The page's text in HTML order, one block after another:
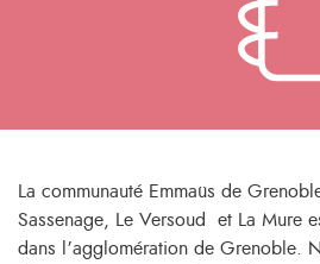
La communauté Emmaüs de
Sassenage, Le Versoud et La Mure
dans l’agglomération de Grenoble.